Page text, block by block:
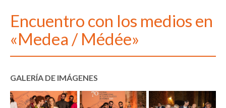
Encuentro con los medios en
«Medea / Médée»
GALERÍA DE IMÁGENES